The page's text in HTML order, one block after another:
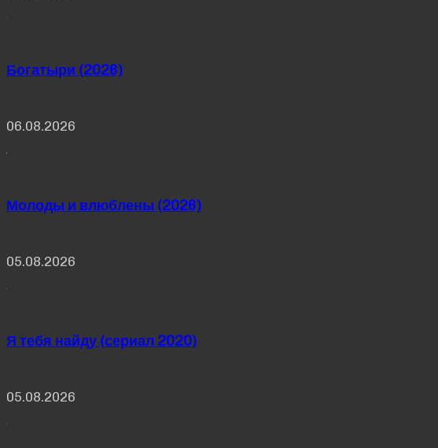
Богатыри (2026)
06.08.2026
Молоды и влюблены (2026)
05.08.2026
Я тебя найду (сериал 2020)
05.08.2026